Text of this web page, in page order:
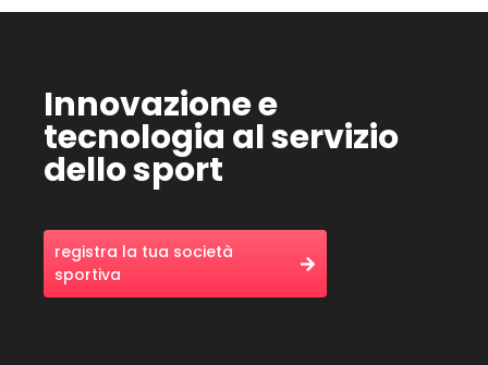
Innovazione e
tecnologia al servizio
dello sport
registra la tua società
sportiva